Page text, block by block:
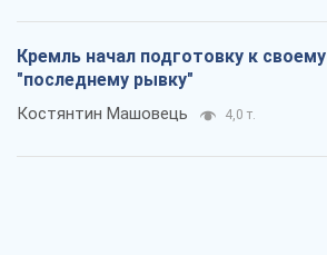
Кремль начал подготовку к своему
"последнему рывку"
Костянтин Машовець 4,0 т.